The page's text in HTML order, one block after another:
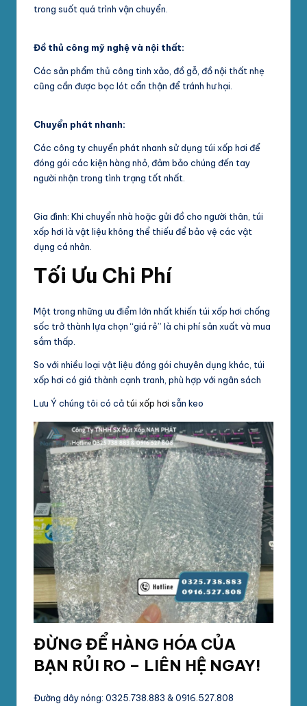
trong suốt quá trình vận chuyển.
Đồ thủ công mỹ nghệ và nội thất:
Các sản phẩm thủ công tinh xảo, đồ gỗ, đồ nội thất nhẹ
cũng cần được bọc lót cẩn thận để tránh hư hại.
Chuyển phát nhanh:
Các công ty chuyển phát nhanh sử dụng túi xốp hơi để
đóng gói các kiện hàng nhỏ, đảm bảo chúng đến tay
người nhận trong tình trạng tốt nhất.
Gia đình: Khi chuyển nhà hoặc gửi đồ cho người thân, túi
xốp hơi là vật liệu không thể thiếu để bảo vệ các vật
dụng cá nhân.
Tối Ưu Chi Phí
Một trong những ưu điểm lớn nhất khiến túi xốp hơi chống
sốc trở thành lựa chọn “giá rẻ” là chi phí sản xuất và mua
sắm thấp.
So với nhiều loại vật liệu đóng gói chuyên dụng khác, túi
xốp hơi có giá thành cạnh tranh, phù hợp với ngân sách
Lưu Ý chúng tôi có cả túi xốp hơi sẵn keo
ĐỪNG ĐỂ HÀNG HÓA CỦA
BẠN RỦI RO – LIÊN HỆ NGAY!
Đường dây nóng: 0325.738.883 & 0916.527.808